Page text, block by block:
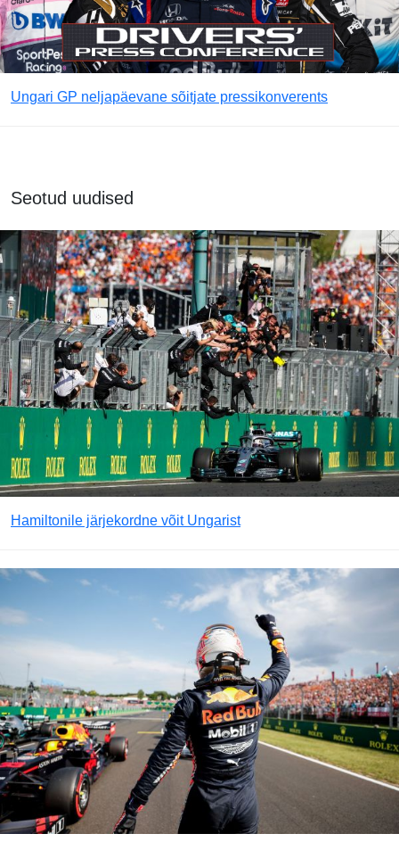
Ungari GP neljapäevane sõitjate pressikonverents
Seotud uudised
Hamiltonile järjekordne võit Ungarist